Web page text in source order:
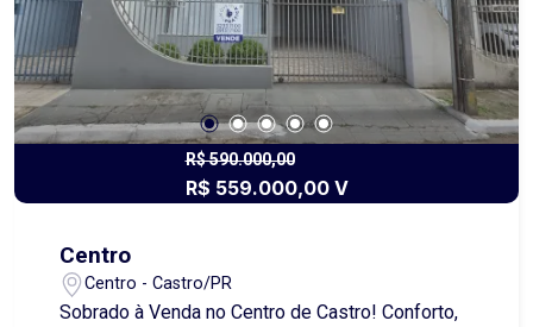
seu negócio. Uma oportunidade excelente para
quem busca estrutura, localização privilegiada e
ótimo custo-benefício. Entre em contato e
agende uma visita!
R$ 590.000,00
R$ 559.000,00 V
Centro
Centro - Castro/PR
Sobrado à Venda no Centro de Castro! Conforto,